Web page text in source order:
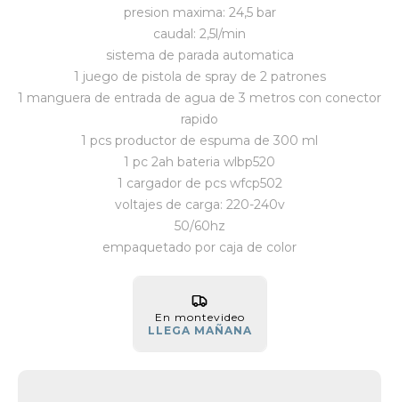
presion maxima: 24,5 bar
caudal: 2,5l/min
sistema de parada automatica
1 juego de pistola de spray de 2 patrones
1 manguera de entrada de agua de 3 metros con conector
rapido
1 pcs productor de espuma de 300 ml
1 pc 2ah bateria wlbp520
1 cargador de pcs wfcp502
voltajes de carga: 220-240v
50/60hz
empaquetado por caja de color
En montevideo
LLEGA MAÑANA
Ferretería
Vestimenta y calzado